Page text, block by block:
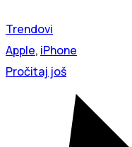
Trendovi
Apple, iPhone
Pročitaj još